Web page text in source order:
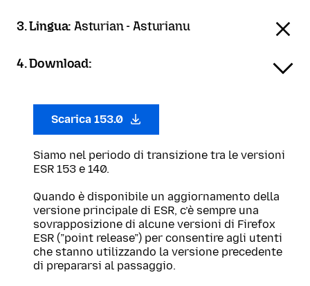
3. Lingua:Asturian - Asturianu
4. Download:
Scarica 153.0
Siamo nel periodo di transizione tra le versioni
ESR 153 e 140.
Quando è disponibile un aggiornamento della
versione principale di ESR, c’è sempre una
sovrapposizione di alcune versioni di Firefox
ESR (”point release”) per consentire agli utenti
che stanno utilizzando la versione precedente
di prepararsi al passaggio.